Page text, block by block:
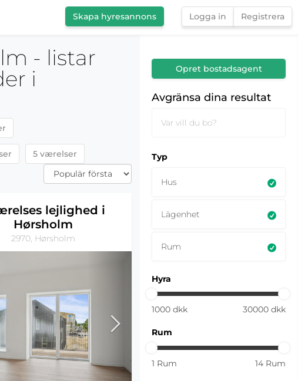
Skapa hyresannons Logga in Registrera
- listar
i
5 værelser
Opret bostadsagent
Avgränsa dina resultat
Typ
Hus
Lägenhet
Rum
Hyra
1000 dkk 30000 dkk
Rum
1 Rum 14 Rum
lejlighed i
Hørsholm
2970, Hørsholm